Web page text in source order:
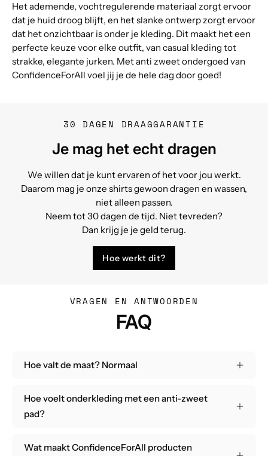
Het ademende, vochtregulerende materiaal zorgt ervoor
dat je huid droog blijft, en het slanke ontwerp zorgt ervoor
dat het onzichtbaar is onder je kleding. Dit maakt het een
perfecte keuze voor elke outfit, van casual kleding tot
strakke, elegante jurken. Met anti zweet ondergoed van
ConfidenceForAll voel jij je de hele dag door goed!
30 DAGEN DRAAGGARANTIE
Je mag het echt dragen
We willen dat je kunt ervaren of het voor jou werkt.
Daarom mag je onze shirts gewoon dragen en wassen,
niet alleen passen.
Neem tot 30 dagen de tijd. Niet tevreden?
Dan krijg je je geld terug.
Hoe werkt dit?
VRAGEN EN ANTWOORDEN
FAQ
Hoe valt de maat? Normaal
Hoe voelt onderkleding met een anti-zweet
pad?
Wat maakt ConfidenceForAll producten